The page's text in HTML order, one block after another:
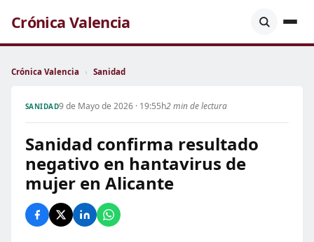
Crónica Valencia
Crónica Valencia › Sanidad
SANIDAD9 de Mayo de 2026 · 19:55h2 min de lectura
Sanidad confirma resultado
negativo en hantavirus de
mujer en Alicante